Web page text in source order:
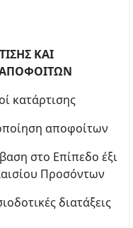
ΚΑΙ
κατάρτισης
αποφοίτων
στο Επίπεδο έξι
Προσόντων
διατάξεις